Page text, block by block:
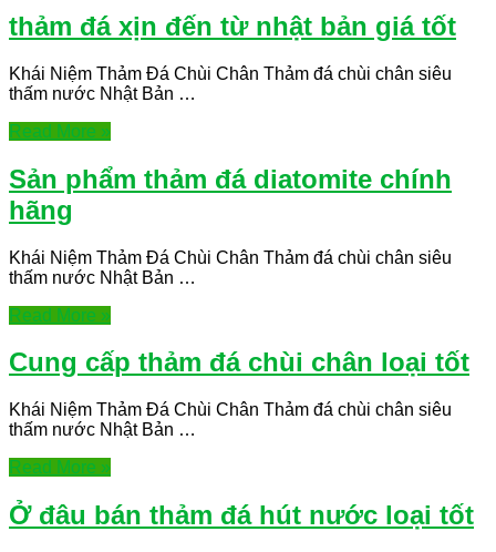
thảm đá xịn đến từ nhật bản giá tốt
Khái Niệm Thảm Đá Chùi Chân Thảm đá chùi chân siêu
thấm nước Nhật Bản …
Read More »
Sản phẩm thảm đá diatomite chính
hãng
Khái Niệm Thảm Đá Chùi Chân Thảm đá chùi chân siêu
thấm nước Nhật Bản …
Read More »
Cung cấp thảm đá chùi chân loại tốt
Khái Niệm Thảm Đá Chùi Chân Thảm đá chùi chân siêu
thấm nước Nhật Bản …
Read More »
Ở đâu bán thảm đá hút nước loại tốt